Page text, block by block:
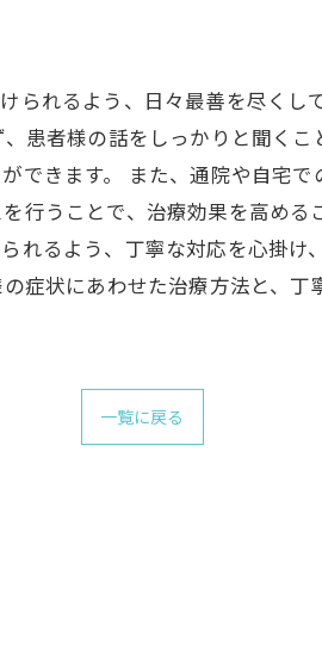
られるよう、日々最善を尽く
患者様の話をしっかりと聞く
できます。 また、通院や自宅
行うことで、治療効果を高め
れるよう、丁寧な対応を心掛
症状にあわせた治療方法と、
一覧に戻る